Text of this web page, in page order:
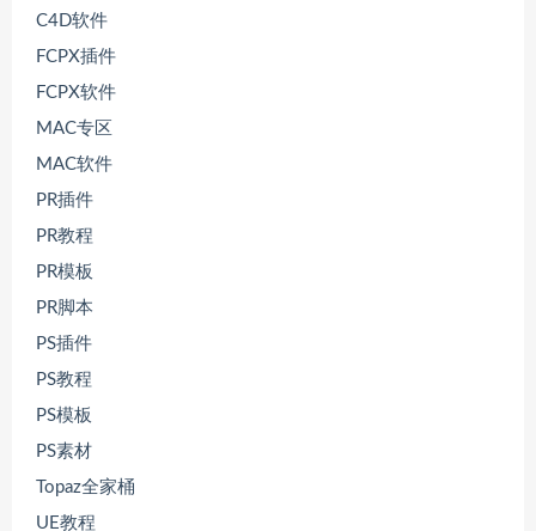
C4D软件
FCPX插件
FCPX软件
MAC专区
MAC软件
PR插件
PR教程
PR模板
PR脚本
PS插件
PS教程
PS模板
PS素材
Topaz全家桶
UE教程